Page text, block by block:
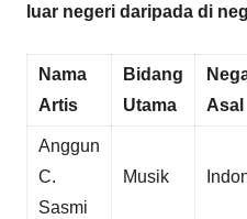
luar negeri daripada di
Nama
Artis
Bidang
Utama
Asal
Anggun
C.
Sasmi
Musik